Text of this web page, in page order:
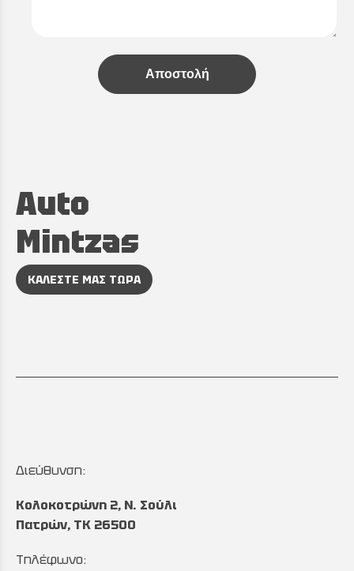
Αποστολή
Auto
Mintzas
ΚΑΛΕΣΤΕ ΜΑΣ ΤΩΡΑ
Διεύθυνση:
Κολοκοτρώνη 2, Ν. Σούλι
Πατρών, TK 26500
Τηλέφωνο: